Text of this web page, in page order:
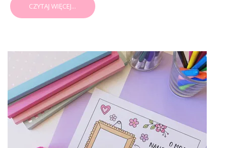
CZYTAJ WIĘCEJ...